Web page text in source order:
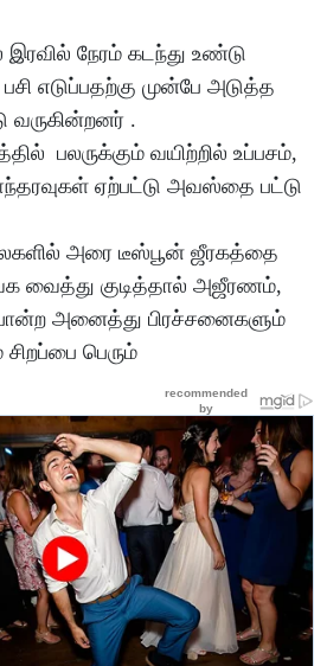
நேரம் கடந்து உண்டு
எடுப்பதற்கு முன்பே அடுத்த
.
பலருக்கும் வயிற்றில் உப்பசம்,
ஏற்பட்டு அவஸ்தை பட்டு
அரை டீஸ்பூன் ஜீரகத்தை
வைத்து குடித்தால் அஜீரணம்,
அனைத்து பிரச்சனைகளும்
பெரும்